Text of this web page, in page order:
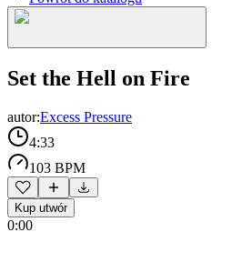
Set the Hell on Fire
autor:Excess Pressure
4:33
103 BPM
Kup utwór
0:00